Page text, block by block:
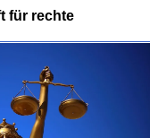
für rechte